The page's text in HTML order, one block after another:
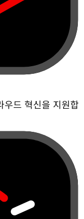
우드 혁신을 지원합